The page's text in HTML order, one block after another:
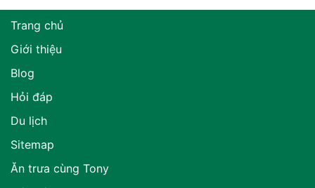
Trang chủ
Giới thiệu
Blog
Hỏi đáp
Du lịch
Sitemap
Ăn trưa cùng Tony